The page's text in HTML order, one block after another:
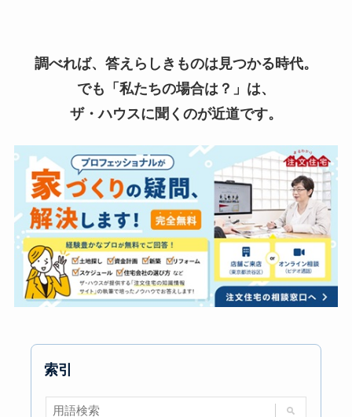
調べれば、答えらしきものは見つかる時代。
でも「私たちの場合は？」は、
ザ・ハウスに聞くのが近道です。
索引